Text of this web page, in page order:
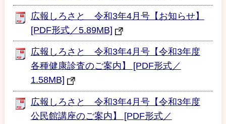
広報しろさと 令和3年4月号【お知らせ】
[PDF形式／5.89MB]
広報しろさと 令和3年4月号【令和3年度
各種健康診査のご案内】 [PDF形式／
1.58MB]
広報しろさと 令和3年4月号【令和3年度
公民館講座のご案内】 [PDF形式／